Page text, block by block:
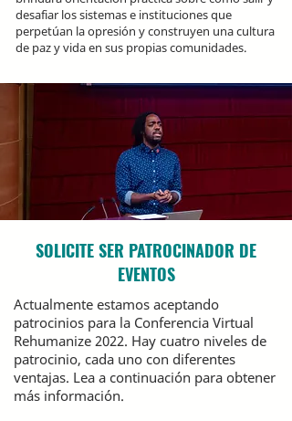
desafiar los sistemas e instituciones que
perpetúan la opresión y construyen una cultura
de paz y vida en sus propias comunidades.
SOLICITE SER PATROCINADOR DE
EVENTOS
Actualmente estamos aceptando
patrocinios para la Conferencia Virtual
Rehumanize 2022. Hay cuatro niveles de
patrocinio, cada uno con diferentes
ventajas. Lea a continuación para obtener
más información.